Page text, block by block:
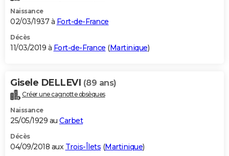
Naissance
02/03/1937 à Fort-de-France
Décès
11/03/2019 à Fort-de-France (Martinique)
Gisele DELLEVI (89 ans)
Créer une cagnotte obsèques
Naissance
25/05/1929 au Carbet
Décès
04/09/2018 aux Trois-Îlets (Martinique)